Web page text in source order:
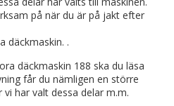
på när du är på jakt efter
däckmaskin. .
däckmaskin 188 ska du läsa
får du nämligen en större
har valt dessa delar m.m.